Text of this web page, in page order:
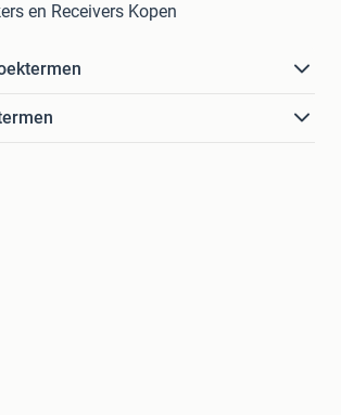
en Receivers Kopen